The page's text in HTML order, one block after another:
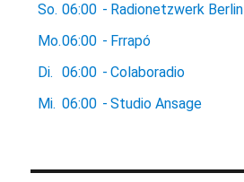
So. 06:00 - Radionetzwerk Berlin
Mo.06:00 - Frrapó
Di.
06:00 - Colaboradio
Mi. 06:00 - Studio Ansage